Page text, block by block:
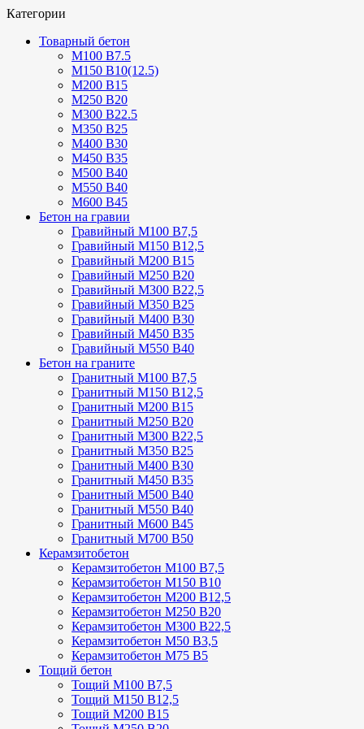
Категории
Товарный бетон
М100 В7.5
М150 В10(12.5)
М200 В15
М250 В20
М300 В22.5
М350 В25
М400 В30
М450 В35
М500 В40
М550 В40
М600 В45
Бетон на гравии
Гравийный М100 В7,5
Гравийный М150 В12,5
Гравийный М200 В15
Гравийный М250 В20
Гравийный М300 В22,5
Гравийный М350 В25
Гравийный М400 В30
Гравийный М450 В35
Гравийный М550 В40
Бетон на граните
Гранитный М100 В7,5
Гранитный М150 В12,5
Гранитный М200 В15
Гранитный М250 В20
Гранитный М300 В22,5
Гранитный М350 В25
Гранитный М400 В30
Гранитный М450 В35
Гранитный М500 В40
Гранитный М550 В40
Гранитный М600 В45
Гранитный М700 В50
Керамзитобетон
Керамзитобетон М100 В7,5
Керамзитобетон М150 В10
Керамзитобетон М200 В12,5
Керамзитобетон М250 В20
Керамзитобетон М300 В22,5
Керамзитобетон М50 В3,5
Керамзитобетон М75 В5
Тощий бетон
Тощий М100 В7,5
Тощий М150 В12,5
Тощий М200 В15